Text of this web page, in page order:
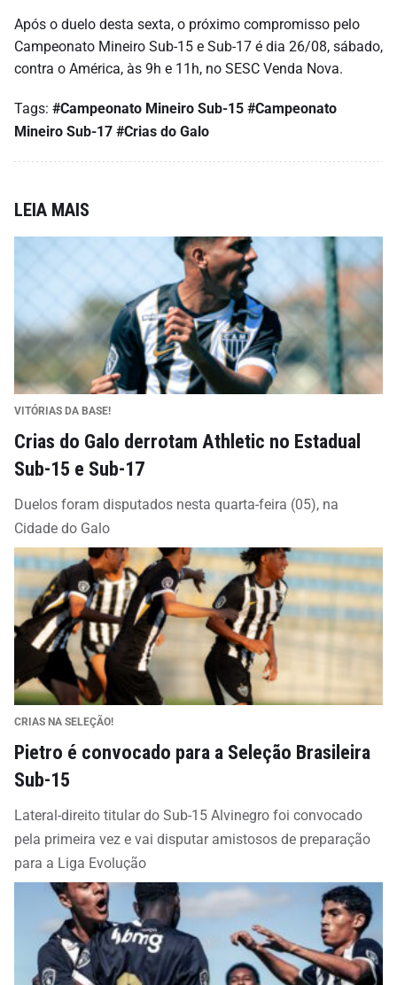
Após o duelo desta sexta, o próximo compromisso pelo
Campeonato Mineiro Sub-15 e Sub-17 é dia 26/08, sábado,
contra o América, às 9h e 11h, no SESC Venda Nova.
Tags: #Campeonato Mineiro Sub-15 #Campeonato
Mineiro Sub-17 #Crias do Galo
LEIA MAIS
VITÓRIAS DA BASE!
Crias do Galo derrotam Athletic no Estadual
Sub-15 e Sub-17
Duelos foram disputados nesta quarta-feira (05), na
Cidade do Galo
CRIAS NA SELEÇÃO!
Pietro é convocado para a Seleção Brasileira
Sub-15
Lateral-direito titular do Sub-15 Alvinegro foi convocado
pela primeira vez e vai disputar amistosos de preparação
para a Liga Evolução